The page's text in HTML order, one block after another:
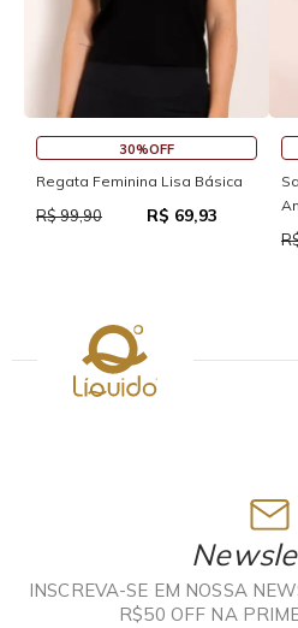
45%OFF
Saia Curta Reta com Cós
R$ 69,00 R$ 37,95
INSCREVA-SE EM NOSSA
R$50 OFF NA